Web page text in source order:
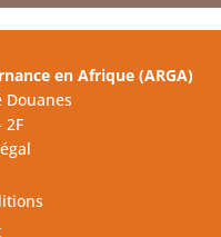
en Afrique (ARGA)
Douanes
2F